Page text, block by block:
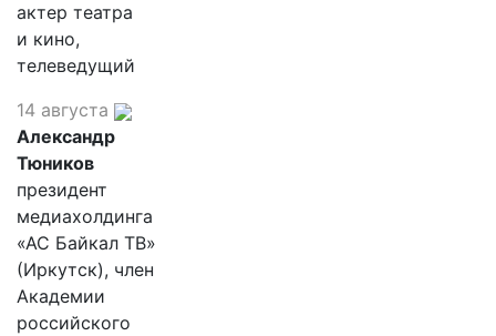
актер театра
и кино,
телеведущий
14 августа
Александр
Тюников
президент
медиахолдинга
«АС Байкал ТВ»
(Иркутск), член
Академии
российского